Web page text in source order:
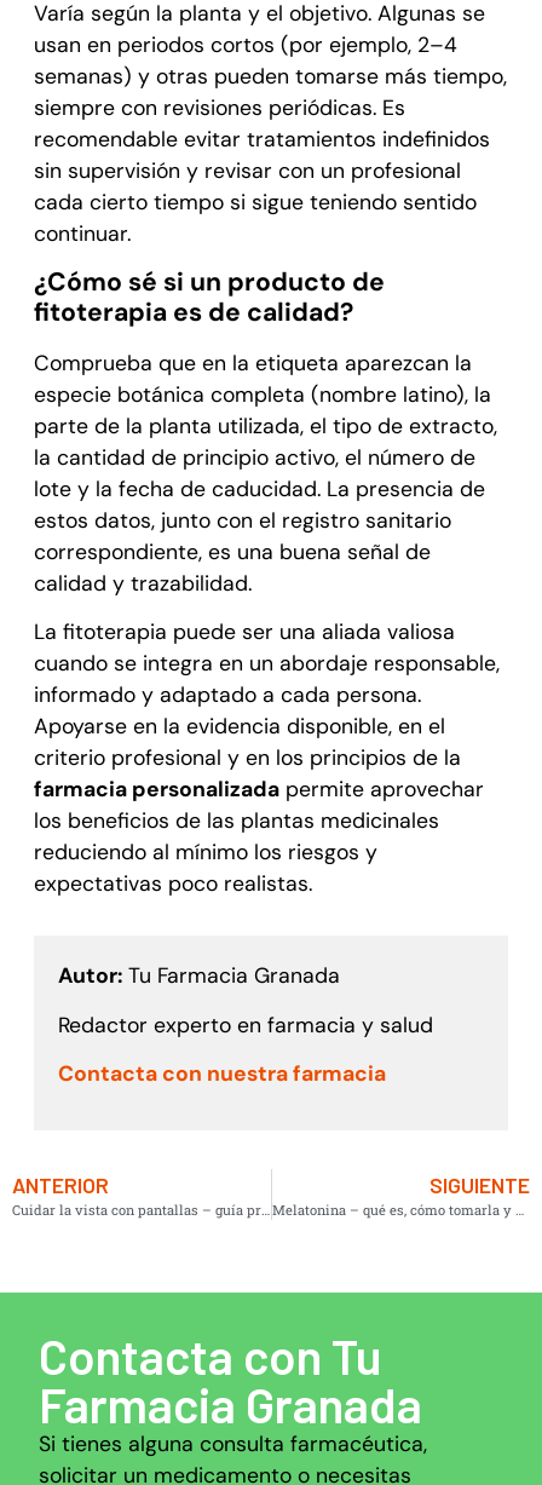
Varía según la planta y el objetivo. Algunas se
usan en periodos cortos (por ejemplo, 2–4
semanas) y otras pueden tomarse más tiempo,
siempre con revisiones periódicas. Es
recomendable evitar tratamientos indefinidos
sin supervisión y revisar con un profesional
cada cierto tiempo si sigue teniendo sentido
continuar.
¿Cómo sé si un producto de
fitoterapia es de calidad?
Comprueba que en la etiqueta aparezcan la
especie botánica completa (nombre latino), la
parte de la planta utilizada, el tipo de extracto,
la cantidad de principio activo, el número de
lote y la fecha de caducidad. La presencia de
estos datos, junto con el registro sanitario
correspondiente, es una buena señal de
calidad y trazabilidad.
La fitoterapia puede ser una aliada valiosa
cuando se integra en un abordaje responsable,
informado y adaptado a cada persona.
Apoyarse en la evidencia disponible, en el
criterio profesional y en los principios de la
farmacia personalizadapermite aprovechar
los beneficios de las plantas medicinales
reduciendo al mínimo los riesgos y
expectativas poco realistas.
Autor:Tu Farmacia Granada
Redactor experto en farmacia y salud
Contacta con nuestra farmacia
ANTERIOR
Cuidar la vista con pantallas – guía práctica diaria
SIGUIENTE
Melatonina – qué es, cómo tomarla y dosis segura
Contacta con Tu
Farmacia Granada
Si tienes alguna consulta farmacéutica,
solicitar un medicamento o necesitas